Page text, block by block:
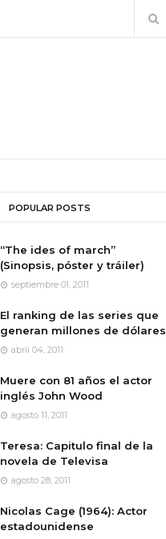
POPULAR POSTS
“The ides of march”
(Sinopsis, póster y tráiler)
septiembre 01, 2011
El ranking de las series que
generan millones de dólares
abril 04, 2011
Muere con 81 años el actor
inglés John Wood
agosto 11, 2011
Teresa: Capitulo final de la
novela de Televisa
agosto 28, 2011
Nicolas Cage (1964): Actor
estadounidense